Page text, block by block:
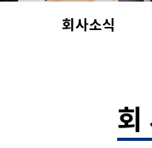
회사소식
회